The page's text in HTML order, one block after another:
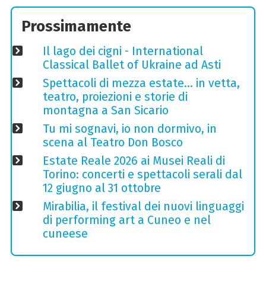
Prossimamente
Il lago dei cigni - International
Classical Ballet of Ukraine ad Asti
Spettacoli di mezza estate… in vetta,
teatro, proiezioni e storie di
montagna a San Sicario
Tu mi sognavi, io non dormivo, in
scena al Teatro Don Bosco
Estate Reale 2026 ai Musei Reali di
Torino: concerti e spettacoli serali dal
12 giugno al 31 ottobre
Mirabilia, il festival dei nuovi linguaggi
di performing art a Cuneo e nel
cuneese